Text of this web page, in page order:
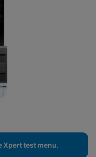
Xpert test menu.